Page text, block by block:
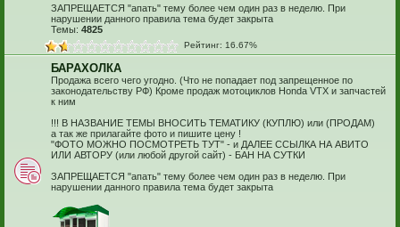
ЗАПРЕЩАЕТСЯ "апать" тему более чем один раз в неделю. При
нарушении данного правила тема будет закрыта
Темы: 4825
Рейтинг: 16.67%
БАРАХОЛКА
Продажа всего чего угодно. (Что не попадает под запрещенное по
законодательству РФ) Кроме продаж мотоциклов Honda VTX и запчастей
к ним
!!! В НАЗВАНИЕ ТЕМЫ ВНОСИТЬ ТЕМАТИКУ (КУПЛЮ) или (ПРОДАМ)
а так же прилагайте фото и пишите цену !
"ФОТО МОЖНО ПОСМОТРЕТЬ ТУТ" - и ДАЛЕЕ ССЫЛКА НА АВИТО
ИЛИ АВТОРУ (или любой другой сайт) - БАН НА СУТКИ
ЗАПРЕЩАЕТСЯ "апать" тему более чем один раз в неделю. При
нарушении данного правила тема будет закрыта